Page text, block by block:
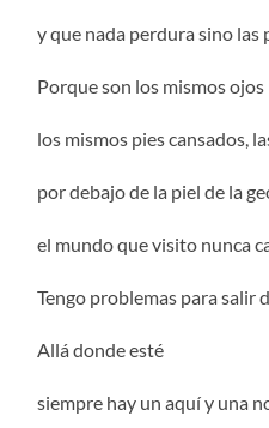
y que nada perdura sino las
Porque son los mismos
los mismos pies cansados,
por debajo de la piel de la
el mundo que visito nunca
Tengo problemas para salir
Allá donde esté
siempre hay un aquí y una